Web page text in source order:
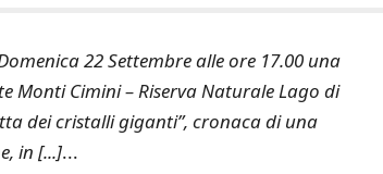
22 Settembre alle ore 17.00 una
Monti Cimini – Riserva Naturale Lago di
dei cristalli giganti”, cronaca di una
in [...]...